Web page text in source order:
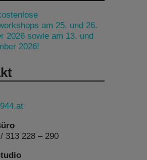
am 25. und 26.
2026 sowie am 13. und
2026!
313 228 – 290